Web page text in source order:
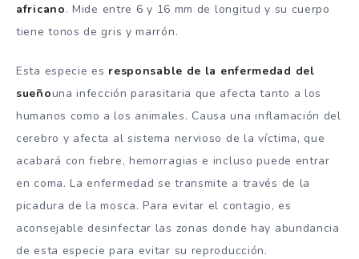
africano. Mide entre 6 y 16 mm de longitud y su cuerpo
tiene tonos de gris y marrón.
Esta especie es responsable de la enfermedad del
sueñouna infección parasitaria que afecta tanto a los
humanos como a los animales. Causa una inflamación del
cerebro y afecta al sistema nervioso de la víctima, que
acabará con fiebre, hemorragias e incluso puede entrar
en coma. La enfermedad se transmite a través de la
picadura de la mosca. Para evitar el contagio, es
aconsejable desinfectar las zonas donde hay abundancia
de esta especie para evitar su reproducción.